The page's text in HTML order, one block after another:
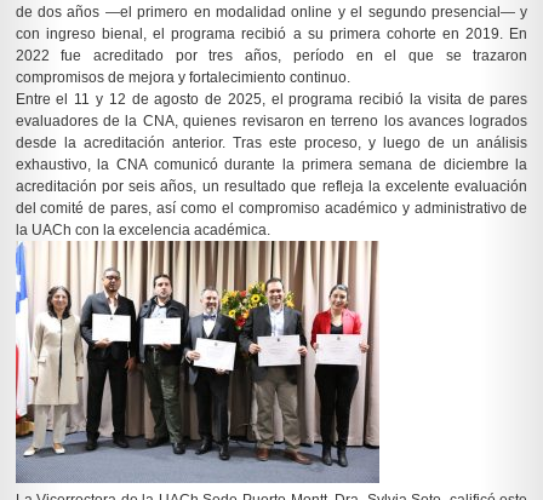
de dos años —el primero en modalidad online y el segundo presencial— y
con ingreso bienal, el programa recibió a su primera cohorte en 2019. En
2022 fue acreditado por tres años, período en el que se trazaron
compromisos de mejora y fortalecimiento continuo.
Entre el 11 y 12 de agosto de 2025, el programa recibió la visita de pares
evaluadores de la CNA, quienes revisaron en terreno los avances logrados
desde la acreditación anterior. Tras este proceso, y luego de un análisis
exhaustivo, la CNA comunicó durante la primera semana de diciembre la
acreditación por seis años, un resultado que refleja la excelente evaluación
del comité de pares, así como el compromiso académico y administrativo de
la UACh con la excelencia académica.